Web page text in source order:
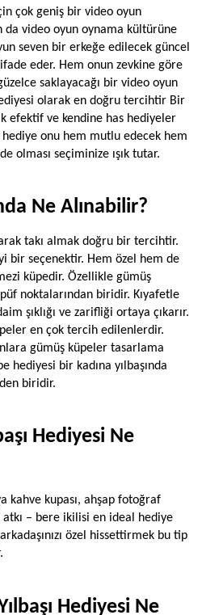
çok geniş bir video oyun
da video oyun oynama kültürüne
seven bir erkeğe edilecek güncel
eder. Hem onun zevkine göre
saklayacağı bir video oyun
olarak en doğru tercihtir Bir
efektif ve kendine has hediyeler
onu hem mutlu edecek hem
olması seçiminize ışık tutar.
Ne Alınabilir?
takı almak doğru bir tercihtir.
bir seçenektir. Hem özel hem de
küpedir. Özellikle gümüş
noktalarından biridir. Kıyafetle
şıklığı ve zarifliği ortaya çıkarır.
en çok tercih edilenlerdir.
gümüş küpeler tasarlama
hediyesi bir kadına yılbaşında
biridir.
Hediyesi Ne
kahve kupası, ahşap fotoğraf
– bere ikilisi en ideal hediye
özel hissettirmek bu tip
Hediyesi Ne